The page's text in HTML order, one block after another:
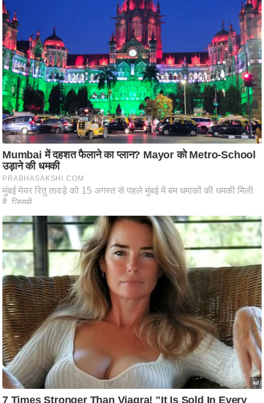
प
र
स
मी
क्षा
ध
र्म
ज्यो
ति
ष
प्र
भु
म
हि
मा
/
ध
र्म
स्थ
ल
व्र
त
त्यो
हा
र